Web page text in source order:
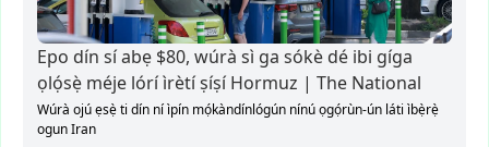
Epo dín sí abẹ $80, wúrà sì ga sókè dé ibi gíga
ọlọ́sẹ̀ méje lórí ìrètí ṣíṣí Hormuz | The National
Wúrà ojú ẹsẹ̀ ti dín ní ìpín mọ́kàndínlógún nínú ọgọ́rùn-ún ​láti ìbẹ̀rẹ̀
ogun Iran